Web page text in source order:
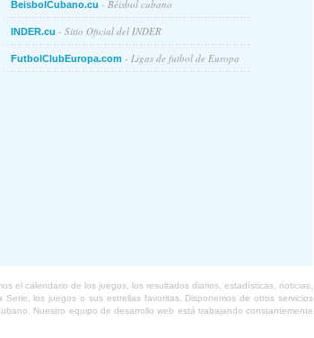
BeisbolCubano.cu - Béisbol cubano
INDER.cu - Sitio Oficial del INDER
FutbolClubEuropa.com - Ligas de futbol de Europa
el calendario de los juegos, los resultados diarios, estadísticas, noticias,
los juegos o sus estrellas favoritas. Disponemos de otros servicios
Nuestro equipo de desarrollo web está trabajando constantemente